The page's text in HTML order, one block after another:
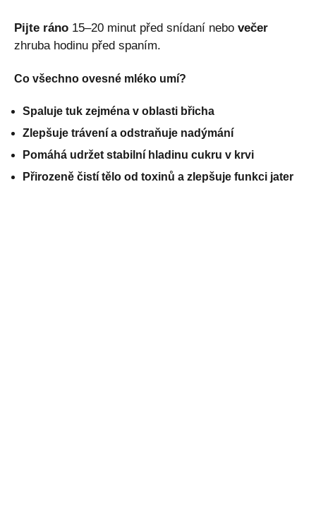
Pijte ráno 15–20 minut před snídaní nebo večer
zhruba hodinu před spaním.
Co všechno ovesné mléko umí?
Spaluje tuk zejména v oblasti břicha
Zlepšuje trávení a odstraňuje nadýmání
Pomáhá udržet stabilní hladinu cukru v krvi
Přirozeně čistí tělo od toxinů a zlepšuje funkci jater